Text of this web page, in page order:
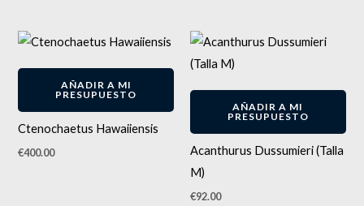
AÑADIR A MI
PRESUPUESTO
Ctenochaetus Hawaiiensis
€400.00
AÑADIR A MI
PRESUPUESTO
Acanthurus Dussumieri (Talla
M)
€92.00